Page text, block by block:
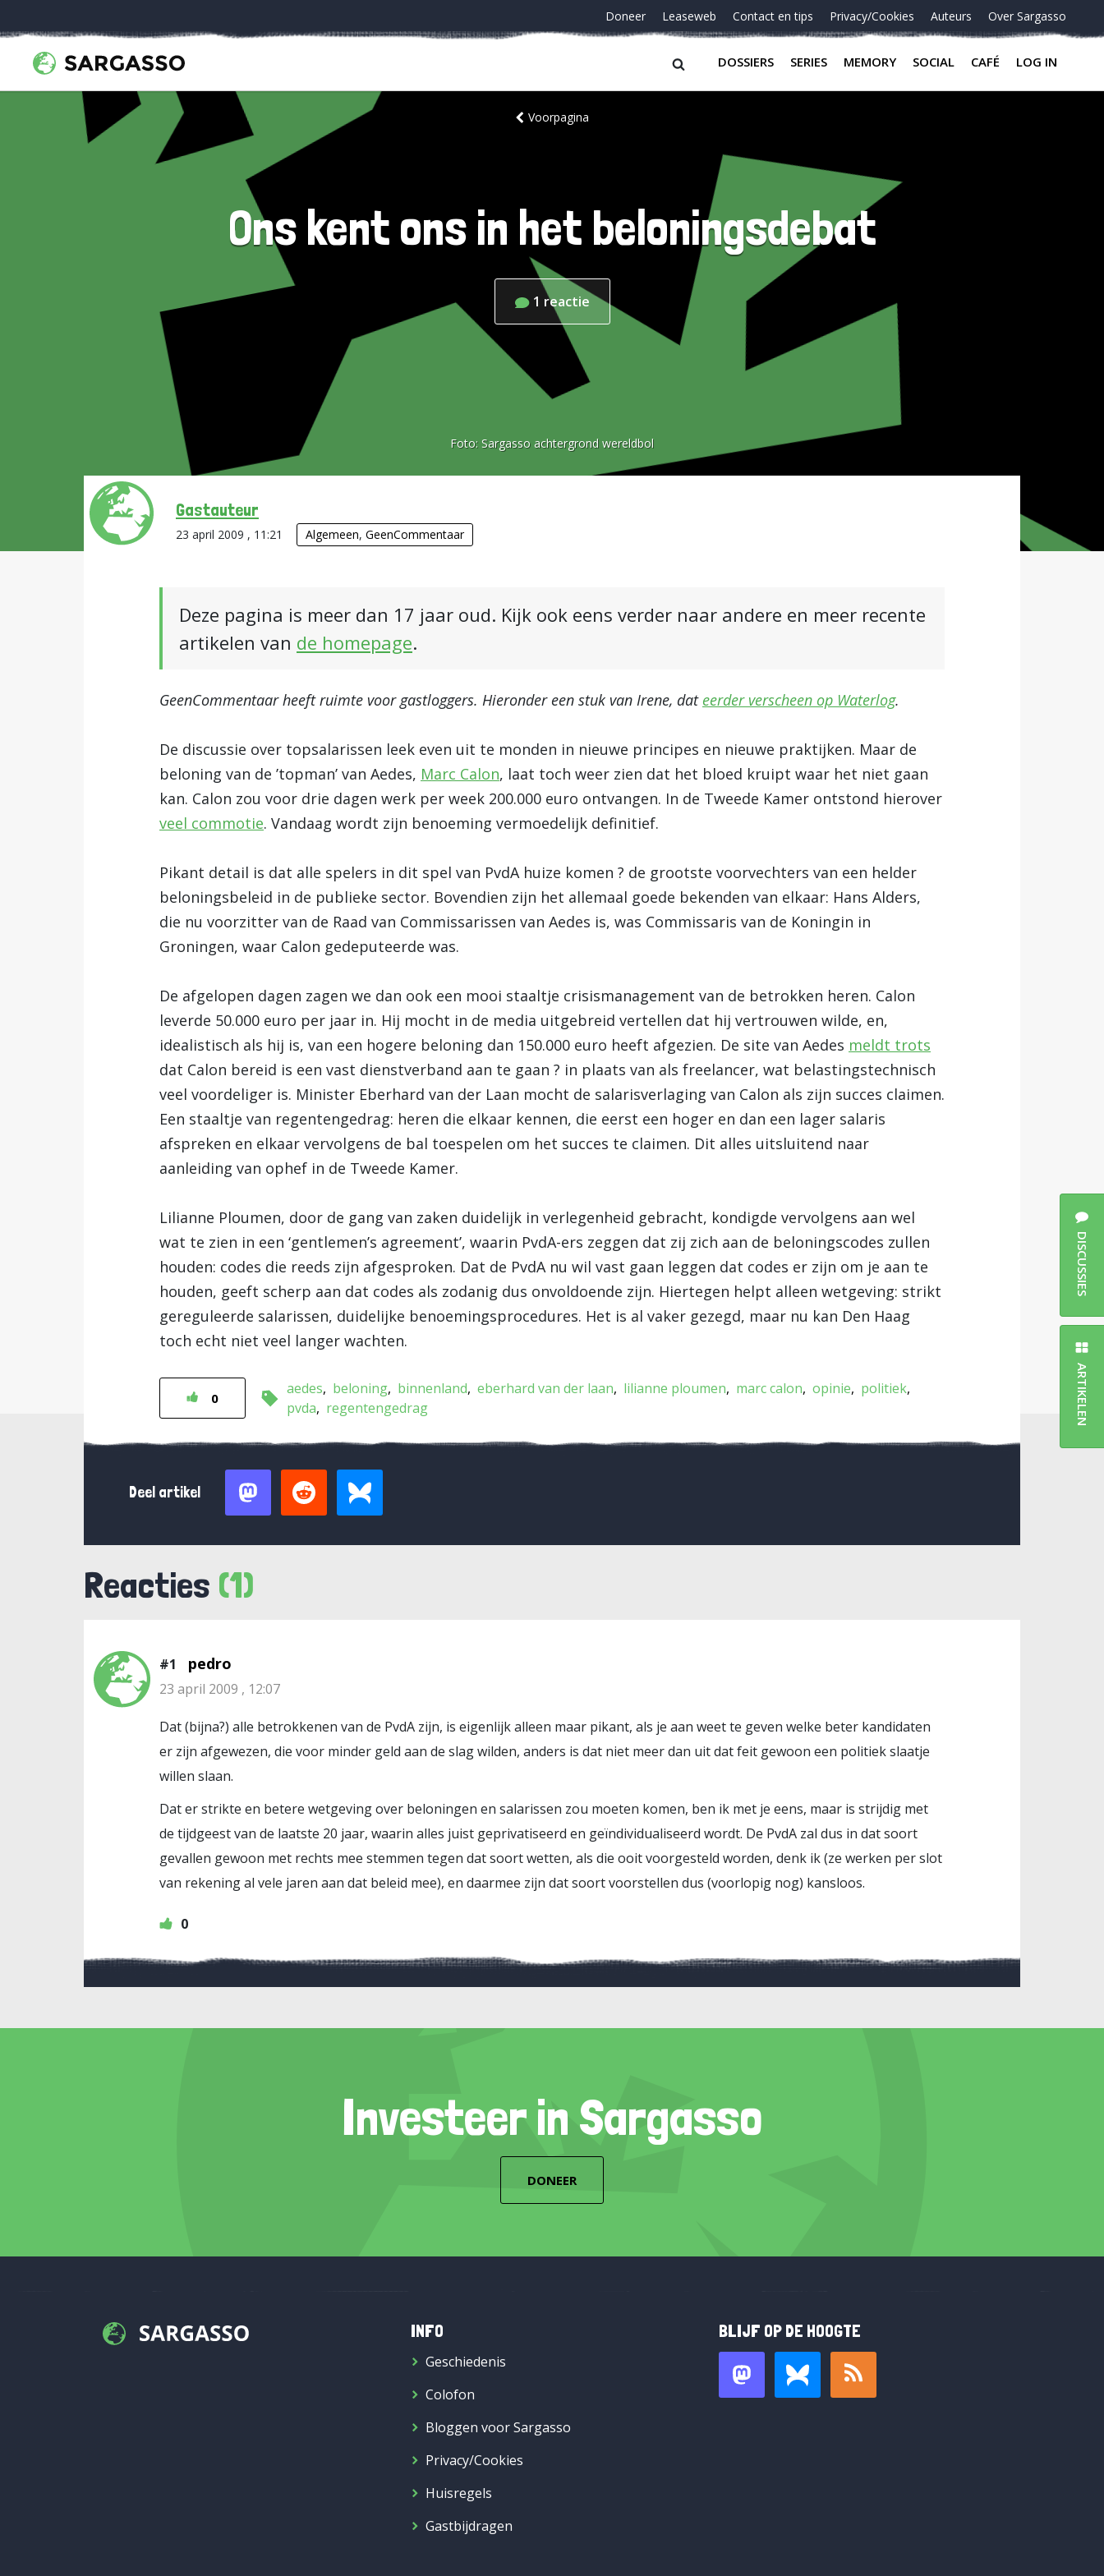
Doneer Leaseweb Contact en tips Privacy/Cookies Auteurs Over Sargasso
DOSSIERS SERIES MEMORY SOCIAL CAFÉ LOG IN
Voorpagina
Ons kent ons in het beloningsdebat
1 reactie
Foto: Sargasso achtergrond wereldbol
Gastauteur
23 april 2009 , 11:21 Algemeen, GeenCommentaar
Deze pagina is meer dan 17 jaar oud. Kijk ook eens verder naar andere en meer recente
artikelen van de homepage.
GeenCommentaar heeft ruimte voor gastloggers. Hieronder een stuk van Irene, dat eerder verscheen op Waterlog.
De discussie over topsalarissen leek even uit te monden in nieuwe principes en nieuwe praktijken. Maar de
beloning van de ’topman’ van Aedes, Marc Calon, laat toch weer zien dat het bloed kruipt waar het niet gaan
kan. Calon zou voor drie dagen werk per week 200.000 euro ontvangen. In de Tweede Kamer ontstond hierover
veel commotie. Vandaag wordt zijn benoeming vermoedelijk definitief.
Pikant detail is dat alle spelers in dit spel van PvdA huize komen ? de grootste voorvechters van een helder
beloningsbeleid in de publieke sector. Bovendien zijn het allemaal goede bekenden van elkaar: Hans Alders,
die nu voorzitter van de Raad van Commissarissen van Aedes is, was Commissaris van de Koningin in
Groningen, waar Calon gedeputeerde was.
De afgelopen dagen zagen we dan ook een mooi staaltje crisismanagement van de betrokken heren. Calon
leverde 50.000 euro per jaar in. Hij mocht in de media uitgebreid vertellen dat hij vertrouwen wilde, en,
idealistisch als hij is, van een hogere beloning dan 150.000 euro heeft afgezien. De site van Aedes meldt trots
dat Calon bereid is een vast dienstverband aan te gaan ? in plaats van als freelancer, wat belastingstechnisch
veel voordeliger is. Minister Eberhard van der Laan mocht de salarisverlaging van Calon als zijn succes claimen.
Een staaltje van regentengedrag: heren die elkaar kennen, die eerst een hoger en dan een lager salaris
afspreken en elkaar vervolgens de bal toespelen om het succes te claimen. Dit alles uitsluitend naar
aanleiding van ophef in de Tweede Kamer.
Lilianne Ploumen, door de gang van zaken duidelijk in verlegenheid gebracht, kondigde vervolgens aan wel
wat te zien in een ‘gentlemen’s agreement’, waarin PvdA-ers zeggen dat zij zich aan de beloningscodes zullen
houden: codes die reeds zijn afgesproken. Dat de PvdA nu wil vast gaan leggen dat codes er zijn om je aan te
houden, geeft scherp aan dat codes als zodanig dus onvoldoende zijn. Hiertegen helpt alleen wetgeving: strikt
gereguleerde salarissen, duidelijke benoemingsprocedures. Het is al vaker gezegd, maar nu kan Den Haag
toch echt niet veel langer wachten.
0
aedes beloning binnenland eberhard van der laan lilianne ploumen marc calon opinie
politiek
pvda
regentengedrag
Deel artikel
Reacties (1)
#1 pedro
23 april 2009 , 12:07
Dat (bijna?) alle betrokkenen van de PvdA zijn, is eigenlijk alleen maar pikant, als je aan weet te geven welke beter kandidaten
er zijn afgewezen, die voor minder geld aan de slag wilden, anders is dat niet meer dan uit dat feit gewoon een politiek slaatje
willen slaan.
Dat er strikte en betere wetgeving over beloningen en salarissen zou moeten komen, ben ik met je eens, maar is strijdig met
de tijdgeest van de laatste 20 jaar, waarin alles juist geprivatiseerd en geïndividualiseerd wordt. De PvdA zal dus in dat soort
gevallen gewoon met rechts mee stemmen tegen dat soort wetten, als die ooit voorgesteld worden, denk ik (ze werken per slot
van rekening al vele jaren aan dat beleid mee), en daarmee zijn dat soort voorstellen dus (voorlopig nog) kansloos.
0
Investeer in Sargasso
DONEER
INFO
Geschiedenis
Colofon
Bloggen voor Sargasso
Privacy/Cookies
Huisregels
Gastbijdragen
BLIJF OP DE HOOGTE
DISCUSSIES
ARTIKELEN